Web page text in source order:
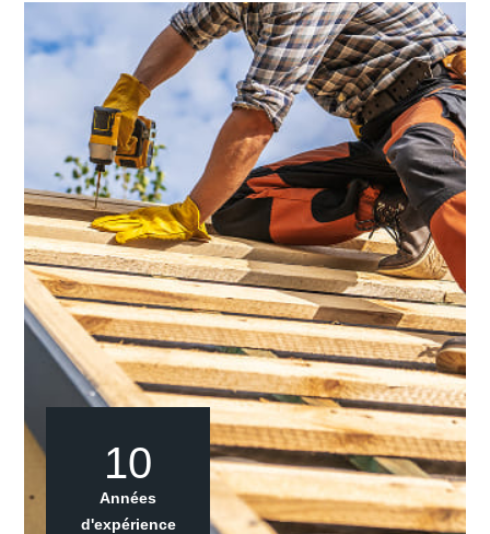
10
Années
d'expérience